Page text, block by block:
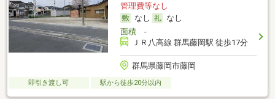
管理費等なし
なし
なし
面積-
ＪＲ八高線 群馬藤岡駅 徒歩17分
群馬県藤岡市藤岡
即引き渡し可 駅から徒歩20分以内